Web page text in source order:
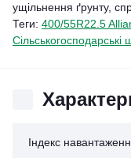
ущільнення ґрунту,
Теги: 400/55R22.5
Сільськогосподарські
Індекс